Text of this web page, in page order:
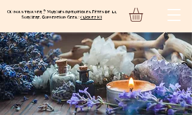
Où nous trouver ? Marchés fantastiques, Fêtes de la
Sorcière, Convention Geek : cliquez ici